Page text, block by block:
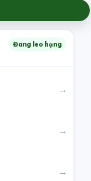
Đang leo hạng
→
→
→